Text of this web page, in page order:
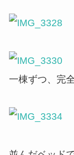
一棟ずつ、完